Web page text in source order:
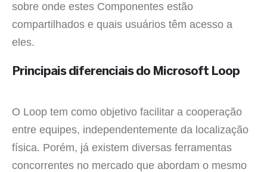
sobre onde estes Componentes estão
compartilhados e quais usuários têm acesso a
eles.
Principais diferenciais do Microsoft Loop
O Loop tem como objetivo facilitar a cooperação
entre equipes, independentemente da localização
física. Porém, já existem diversas ferramentas
concorrentes no mercado que abordam o mesmo